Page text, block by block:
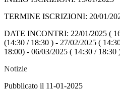
TERMINE ISCRIZIONI: 20/01/
DATE INCONTRI: 22/01/2025 (
(14:30 / 18:30 ) - 27/02/2025 (
18:00) - 06/03/2025 ( 14:30 /
Notizie
Pubblicato il 11-01-2025